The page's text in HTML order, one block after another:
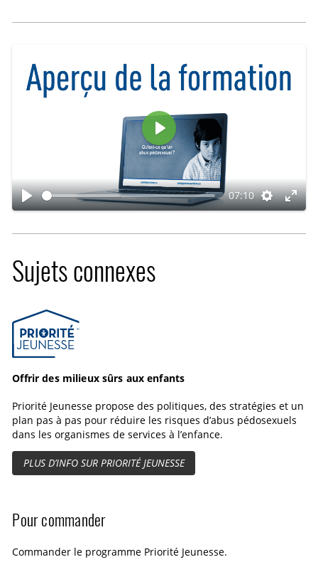
L
i
e
07:10
R
é
M
o
r
L
i
r
e
Sujets connexes
Priorité Jeunesse
Offrir des milieux sûrs aux enfants
Priorité Jeunesse propose des politiques, des stratégies et un
plan pas à pas pour réduire les risques d’abus pédosexuels
dans les organismes de services à l’enfance.
PLUS D’INFO SUR PRIORITÉ JEUNESSE
Pour commander
Commander le programme Priorité Jeunesse.